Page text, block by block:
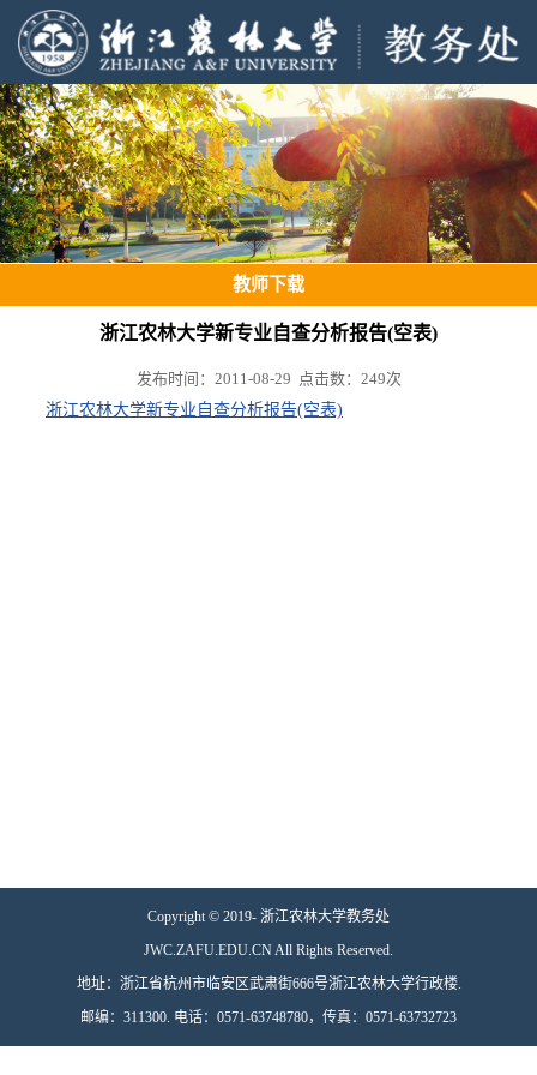
教师下载
浙江农林大学新专业自查分析报告(空表)
发布时间：2011-08-29 点击数： 249次
浙江农林大学新专业自查分析报告(空表)
Copyright © 2019- 浙江农林大学教务处
JWC.ZAFU.EDU.CN All Rights Reserved.
地址：浙江省杭州市临安区武肃街666号浙江农林大学行政楼.
邮编：311300. 电话：0571-63748780，传真：0571-63732723